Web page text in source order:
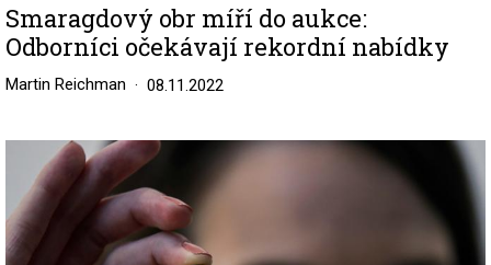
Smaragdový obr míří do aukce:
Odborníci očekávají rekordní nabídky
Martin Reichman 08.11.2022
Image